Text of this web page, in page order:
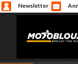
Newsletter